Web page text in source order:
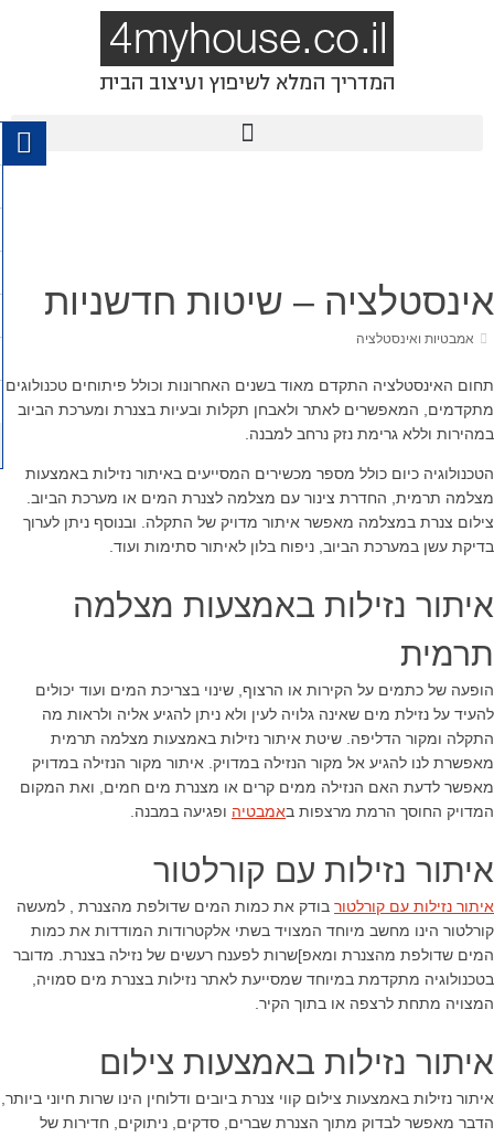
אינסטלציה – שיטות חדשניות
אמבטיות ואינסטלציה
תחום האינסטלציה התקדם מאוד בשנים האחרונות וכולל פיתוחים טכנולוגים
מתקדמים, המאפשרים לאתר ולאבחן תקלות ובעיות בצנרת ומערכת הביוב
במהירות וללא גרימת נזק נרחב למבנה.
הטכנולוגיה כיום כולל מספר מכשירים המסייעים באיתור נזילות באמצעות
מצלמה תרמית, החדרת צינור עם מצלמה לצנרת המים או מערכת הביוב.
צילום צנרת במצלמה מאפשר איתור מדויק של התקלה. ובנוסף ניתן לערוך
בדיקת עשן במערכת הביוב, ניפוח בלון לאיתור סתימות ועוד.
איתור נזילות באמצעות מצלמה
תרמית
הופעה של כתמים על הקירות או הרצוף, שינוי בצריכת המים ועוד יכולים
להעיד על נזילת מים שאינה גלויה לעין ולא ניתן להגיע אליה ולראות מה
התקלה ומקור הדליפה. שיטת איתור נזילות באמצעות מצלמה תרמית
מאפשרת לנו להגיע אל מקור הנזילה במדויק. איתור מקור הנזילה במדויק
מאפשר לדעת האם הנזילה ממים קרים או מצנרת מים חמים, ואת המקום
המדויק החוסך הרמת מרצפות באמבטיה ופגיעה במבנה.
איתור נזילות עם קורלטור
איתור נזילות עם קורלטור בודק את כמות המים שדולפת מהצנרת , למעשה
קורלטור הינו מחשב מיוחד המצויד בשתי אלקטרודות המודדות את כמות
המים שדולפת מהצנרת ומאפ]שרות לפענח רעשים של נזילה בצנרת. מדובר
בטכנולוגיה מתקדמת במיוחד שמסייעת לאתר נזילות בצנרת מים סמויה,
המצויה מתחת לרצפה או בתוך הקיר.
איתור נזילות באמצעות צילום
איתור נזילות באמצעות צילום קווי צנרת ביובים ודלוחין הינו שרות חיוני ביותר,
הדבר מאפשר לבדוק מתוך הצנרת שברים, סדקים, ניתוקים, חדירות של